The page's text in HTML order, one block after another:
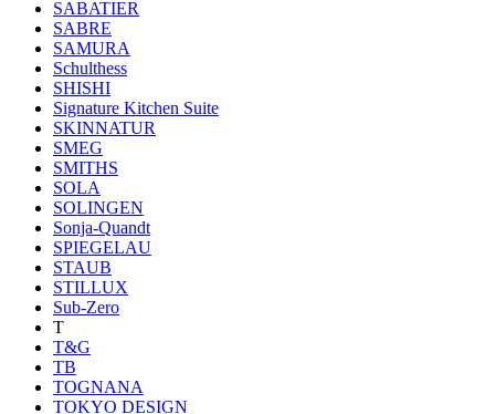
SABATIER
SABRE
SAMURA
Schulthess
SHISHI
Signature Kitchen Suite
SKINNATUR
SMEG
SMITHS
SOLA
SOLINGEN
Sonja-Quandt
SPIEGELAU
STAUB
STILLUX
Sub-Zero
T
T&G
TB
TOGNANA
TOKYO DESIGN